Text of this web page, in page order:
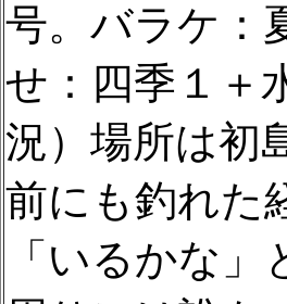
号。バラケ：
せ：四季１＋
況）場所は初
前にも釣れた
「いるかな